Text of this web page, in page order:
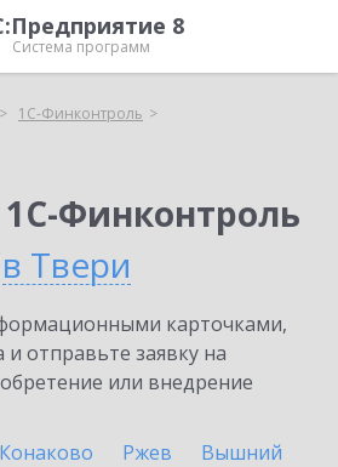
8
Система программ
1С-Финконтроль
1С-Финконтроль
в Твери
карточками,
отправьте заявку на
или внедрение
Конаково Ржев
Вышний